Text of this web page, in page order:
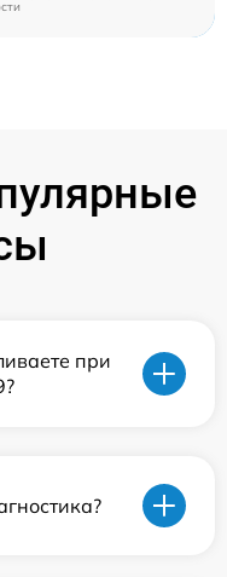
при